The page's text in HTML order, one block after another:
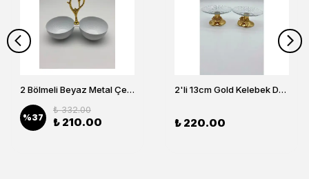
2 Bölmeli Beyaz Metal Çerezlik, Altın Dallı Çerez Tabağı
%37
₺ 332.00
₺ 210.00
2'li 13cm Gold Kelebek Detaylı Metal Ayaklı Cam Lokumluk , Sunumluk , Şekerlik, Çerezlik
₺ 220.00